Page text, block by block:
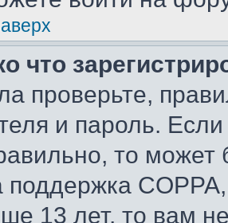
что
проверьте,
и пароль.
то может
поддержка
13 лет, то вам